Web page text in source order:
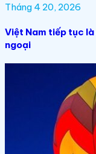
Tháng 4 20, 2026
Việt Nam tiếp tục
ngoại